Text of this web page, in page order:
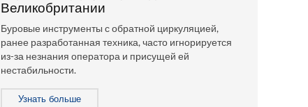
Великобритании
Буровые инструменты с обратной циркуляцией,
ранее разработанная техника, часто игнорируется
из-за незнания оператора и присущей ей
нестабильности.
Узнать больше